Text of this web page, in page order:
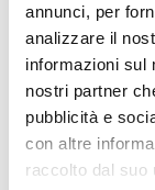
annunci, per
analizzare il
informazioni sul
nostri partner
pubblicità e
con altre
raccolto dal suo